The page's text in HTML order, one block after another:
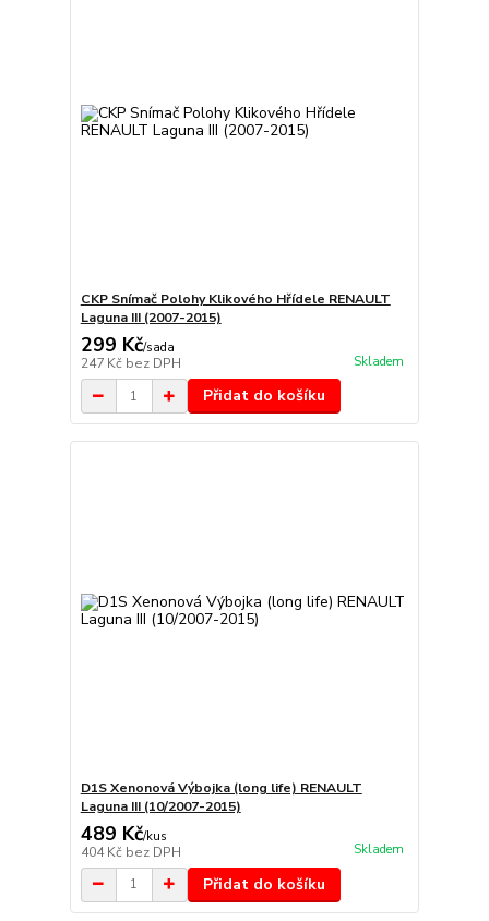
CKP Snímač Polohy Klikového Hřídele RENAULT
Laguna III (2007-2015)
299 Kč/sada
247 Kč bez DPH Skladem
Přidat do košíku
D1S Xenonová Výbojka (long life) RENAULT
Laguna III (10/2007-2015)
489 Kč/kus
404 Kč bez DPH Skladem
Přidat do košíku